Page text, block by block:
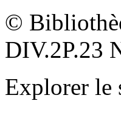
©
DIV.2P.23
Explorer le